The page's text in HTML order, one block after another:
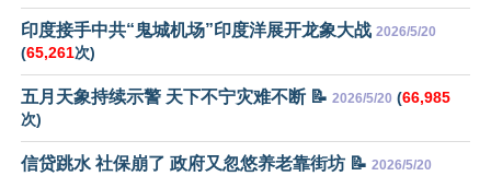
印度接手中共“鬼城机场”印度洋展开龙象大战 2026/5/20
(65,261次)
五月天象持续示警 天下不宁灾难不断 📝 2026/5/20 (66,985
次)
信贷跳水 社保崩了 政府又忽悠养老靠街坊 📝 2026/5/20